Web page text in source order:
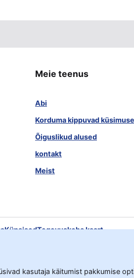
Meie teenus
Abi
Korduma kippuvad
Õiguslikud alused
kontakt
Meist
KüpsisedTegevuskoha kaart
kasutaja käitumist pakkumise